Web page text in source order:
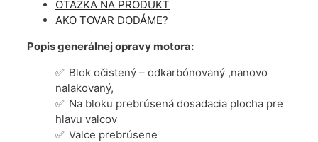
OTÁZKA NA PRODUKT
AKO TOVAR DODÁME?
Popis generálnej opravy motora:
Blok očistený – odkarbónovaný ,nanovo
nalakovaný,
Na bloku prebrúsená dosadacia plocha pre
hlavu valcov
Valce prebrúsene